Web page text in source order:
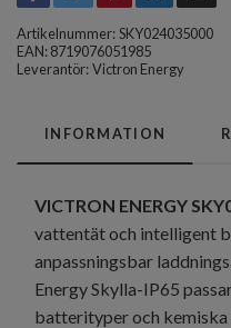
Artikelnummer:SKY024035000
EAN: 8719076051985
Leverantör:Victron Energy
INFORMATION
VICTRON ENERGY
vattentät och intelligent
anpassningsbar
Energy Skylla-IP65
batterityper och kemiska